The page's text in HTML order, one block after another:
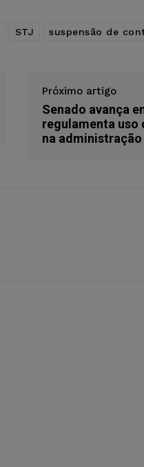
STJ suspensão de
Próximo artigo
Senado avança
regulamenta
na